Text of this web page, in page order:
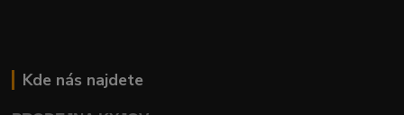
Kde nás najdete